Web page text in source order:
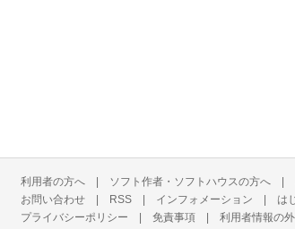
利用者の方へ | ソフト作者・ソフトハウスの方へ |
お問い合わせ | RSS | インフォメーション | は
プライバシーポリシー | 免責事項 | 利用者情報の